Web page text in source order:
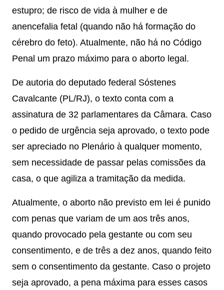
estupro; de risco de vida à mulher e de
anencefalia fetal (quando não há formação do
cérebro do feto). Atualmente, não há no Código
Penal um prazo máximo para o aborto legal.
De autoria do deputado federal Sóstenes
Cavalcante (PL/RJ), o texto conta com a
assinatura de 32 parlamentares da Câmara. Caso
o pedido de urgência seja aprovado, o texto pode
ser apreciado no Plenário à qualquer momento,
sem necessidade de passar pelas comissões da
casa, o que agiliza a tramitação da medida.
Atualmente, o aborto não previsto em lei é punido
com penas que variam de um aos três anos,
quando provocado pela gestante ou com seu
consentimento, e de três a dez anos, quando feito
sem o consentimento da gestante. Caso o projeto
seja aprovado, a pena máxima para esses casos